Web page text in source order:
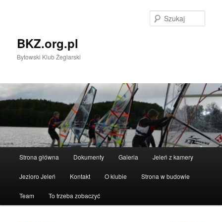
BKZ.org.pl
Bytowski Klub Żeglarski
Strona główna Dokumenty Galeria Jeleń z kamery
Jezioro Jeleń Kontakt O klubie Strona w budowie
Team To trzeba zobaczyć